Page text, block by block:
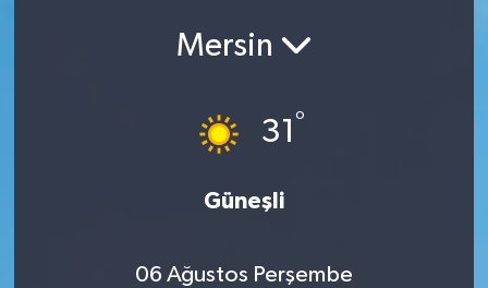
Mersin
31°
Güneşli
06 Ağustos Perşembe